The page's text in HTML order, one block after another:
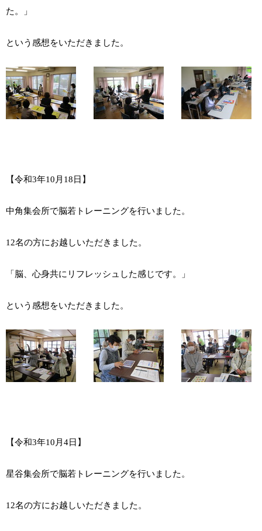
た。」
という感想をいただきました。
【令和3年10月18日】
中角集会所で脳若トレーニングを行いました。
12名の方にお越しいただきました。
「脳、心身共にリフレッシュした感じです。」
という感想をいただきました。
【令和3年10月4日】
星谷集会所で脳若トレーニングを行いました。
12名の方にお越しいただきました。